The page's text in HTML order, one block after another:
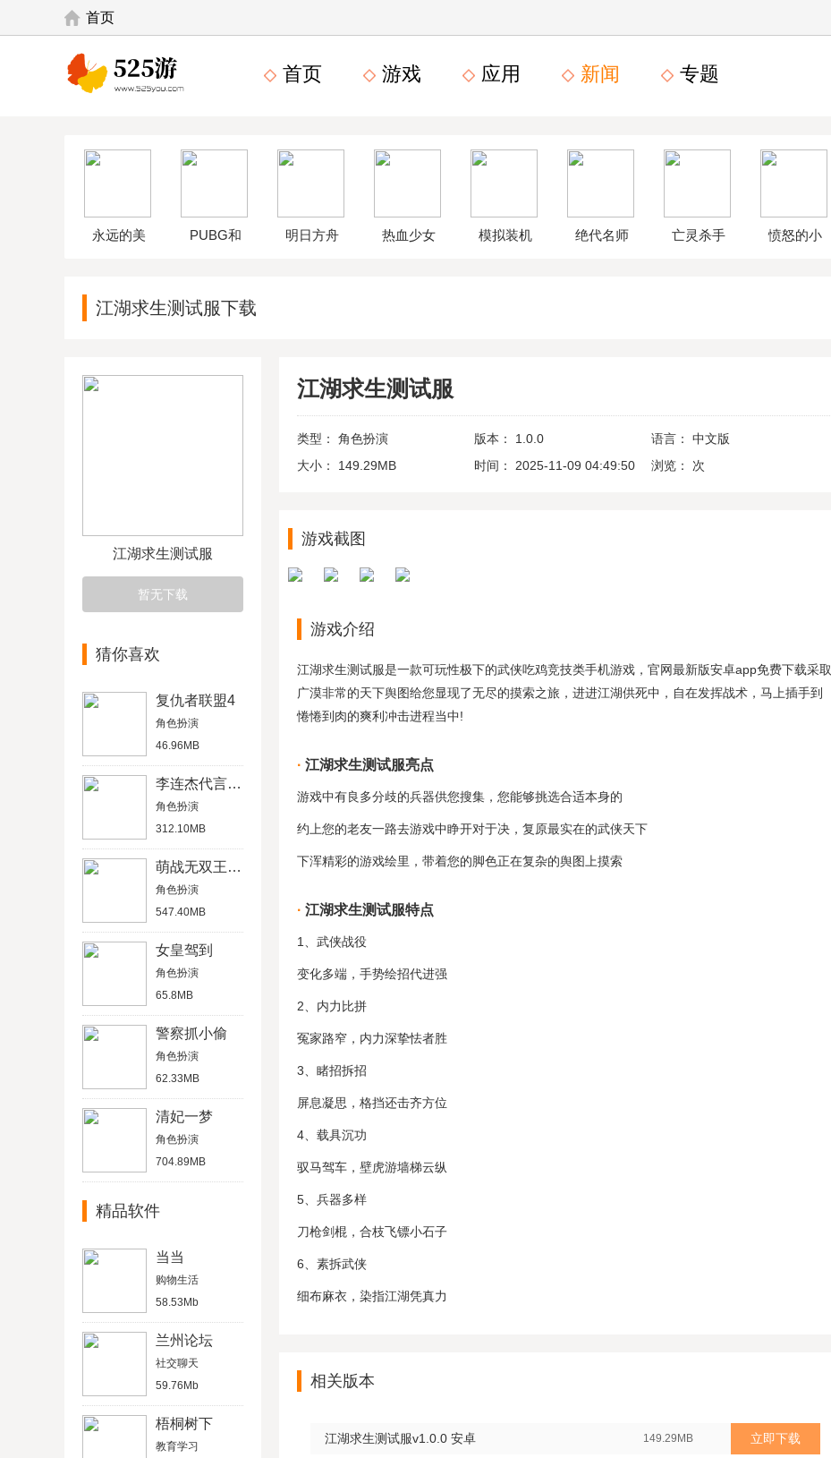
首页
首页 游戏 应用 新闻 专题
永远的美
解版
PUBG和
验服
明日方舟 热血少女 模拟装机 绝代名师 亡灵杀手 愤怒的小
江湖求生测试服下载
江湖求生测试服
暂无下载
猜你喜欢
复仇者联盟4
角色扮演
46.96MB
李连杰代言奇迹MU
角色扮演
312.10MB
萌战无双王者版
角色扮演
547.40MB
女皇驾到
角色扮演
65.8MB
警察抓小偷
角色扮演
62.33MB
清妃一梦
角色扮演
704.89MB
精品软件
当当
购物生活
58.53Mb
兰州论坛
社交聊天
59.76Mb
梧桐树下
教育学习
江湖求生测试服
类型： 角色扮演 版本： 1.0.0 语言：
中文版
大小：
149.29MB 时间： 2025-11-09 04:49:50 浏览： 次
游戏截图
游戏介绍
江湖求生测试服是一款可玩性极下的武侠吃鸡竞技类手机游戏，官网最新版安卓app免费下载采取
广漠非常的天下舆图给您显现了无尽的摸索之旅，进进江湖供死中，自在发挥战术，马上插手到
惓惓到肉的爽利冲击进程当中!
江湖求生测试服亮点
游戏中有良多分歧的兵器供您搜集，您能够挑选合适本身的
约上您的老友一路去游戏中睁开对于决，复原最实在的武侠天下
下浑精彩的游戏绘里，带着您的脚色正在复杂的舆图上摸索
江湖求生测试服特点
1、武侠战役
变化多端，手势绘招代进强
2、内力比拼
冤家路窄，内力深挚怯者胜
3、睹招拆招
屏息凝思，格挡还击齐方位
4、载具沉功
驭马驾车，壁虎游墙梯云纵
5、兵器多样
刀枪剑棍，合枝飞镖小石子
6、素拆武侠
细布麻衣，染指江湖凭真力
相关版本
江湖求生测试服v1.0.0 安卓 149.29MB 立即下载